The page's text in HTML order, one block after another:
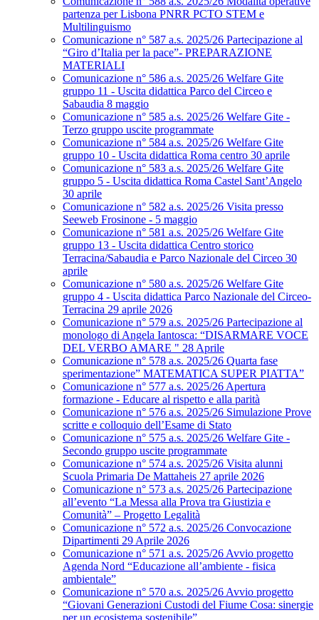
partenza per Lisbona PNRR PCTO STEM e
Multilinguismo
Comunicazione n° 587 a.s. 2025/26 Partecipazione al
“Giro d’Italia per la pace”- PREPARAZIONE
MATERIALI
Comunicazione n° 586 a.s. 2025/26 Welfare Gite
gruppo 11 - Uscita didattica Parco del Circeo e
Sabaudia 8 maggio
Comunicazione n° 585 a.s. 2025/26 Welfare Gite -
Terzo gruppo uscite programmate
Comunicazione n° 584 a.s. 2025/26 Welfare Gite
gruppo 10 - Uscita didattica Roma centro 30 aprile
Comunicazione n° 583 a.s. 2025/26 Welfare Gite
gruppo 5 - Uscita didattica Roma Castel Sant’Angelo
30 aprile
Comunicazione n° 582 a.s. 2025/26 Visita presso
Seeweb Frosinone - 5 maggio
Comunicazione n° 581 a.s. 2025/26 Welfare Gite
gruppo 13 - Uscita didattica Centro storico
Terracina/Sabaudia e Parco Nazionale del Circeo 30
aprile
Comunicazione n° 580 a.s. 2025/26 Welfare Gite
gruppo 4 - Uscita didattica Parco Nazionale del Circeo-
Terracina 29 aprile 2026
Comunicazione n° 579 a.s. 2025/26 Partecipazione al
monologo di Angela Iantosca: “DISARMARE VOCE
DEL VERBO AMARE " 28 Aprile
Comunicazione n° 578 a.s. 2025/26 Quarta fase
sperimentazione” MATEMATICA SUPER PIATTA”
Comunicazione n° 577 a.s. 2025/26 Apertura
formazione - Educare al rispetto e alla parità
Comunicazione n° 576 a.s. 2025/26 Simulazione Prove
scritte e colloquio dell’Esame di Stato
Comunicazione n° 575 a.s. 2025/26 Welfare Gite -
Secondo gruppo uscite programmate
Comunicazione n° 574 a.s. 2025/26 Visita alunni
Scuola Primaria De Mattaheis 27 aprile 2026
Comunicazione n° 573 a.s. 2025/26 Partecipazione
all’evento “La Messa alla Prova tra Giustizia e
Comunità” – Progetto Legalità
Comunicazione n° 572 a.s. 2025/26 Convocazione
Dipartimenti 29 Aprile 2026
Comunicazione n° 571 a.s. 2025/26 Avvio progetto
Agenda Nord “Educazione all’ambiente - fisica
ambientale”
Comunicazione n° 570 a.s. 2025/26 Avvio progetto
“Giovani Generazioni Custodi del Fiume Cosa: sinergie